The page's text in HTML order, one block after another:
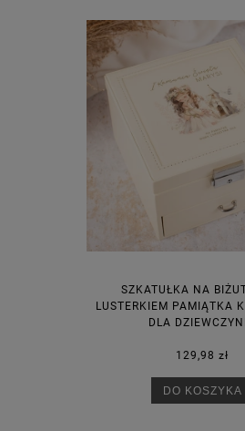
SZKATUŁKA NA
LUSTERKIEM PAMIĄTKA
DLA
129,98 zł
DO KOSZYKA